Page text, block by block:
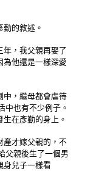
的敘述。
年，我父親再娶了
為他還是一樣深愛
中，繼母都會虐待
中也有不少例子。
在彥勤的身上。
產才嫁父親的，不
父親後生了一個男
身兒子一樣看